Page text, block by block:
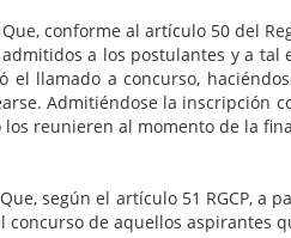
al artículo 50 del
a los postulantes y a
el llamado a concurso,
Admitiéndose la inscripción
los reunieren al momento de la
artículo 51 RGCP, a partir de
concurso de aquellos aspirantes